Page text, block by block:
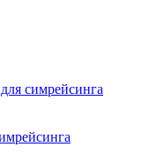
симрейсинга